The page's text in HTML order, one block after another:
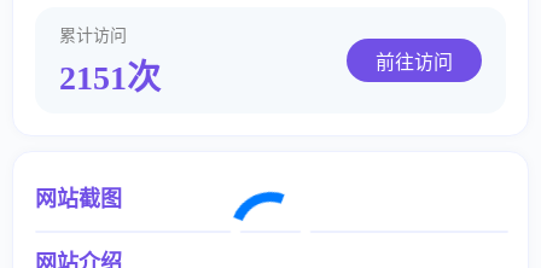
累计访问
2151次 前往访问
网站截图
网站介绍